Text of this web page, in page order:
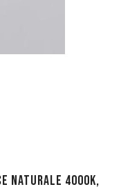
naturale 4000K,